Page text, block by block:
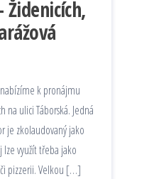
k pronájmu
na ulici Táborská. Jedná
je zkolaudovaný jako
využít třeba jako
pizzerii. Velkou […]